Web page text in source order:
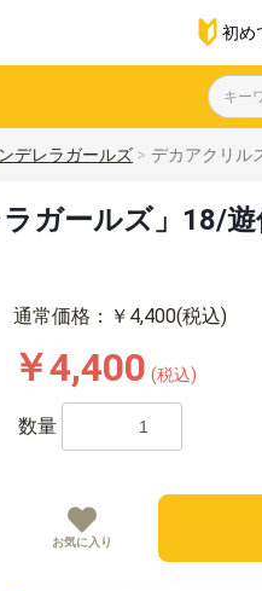
初め
デレラガールズ デカアクリル
ガールズ」18/
通常価格：￥4,400(税込)
￥4,400 (税込)
お気に入り
数量